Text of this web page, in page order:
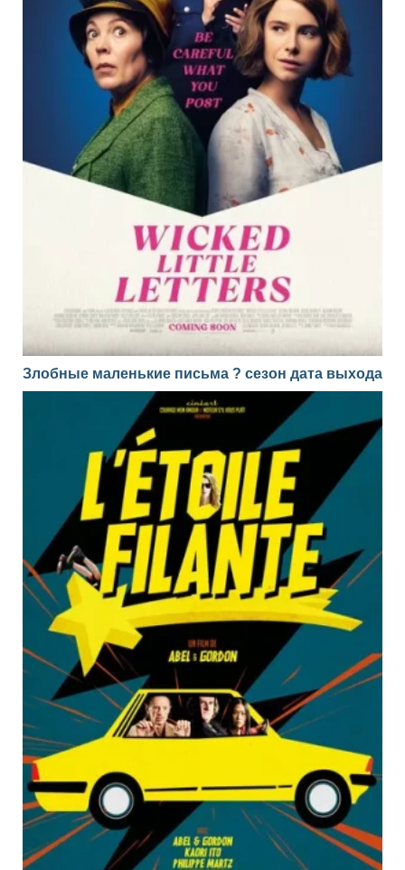
Злобные маленькие письма ? сезон дата выхода